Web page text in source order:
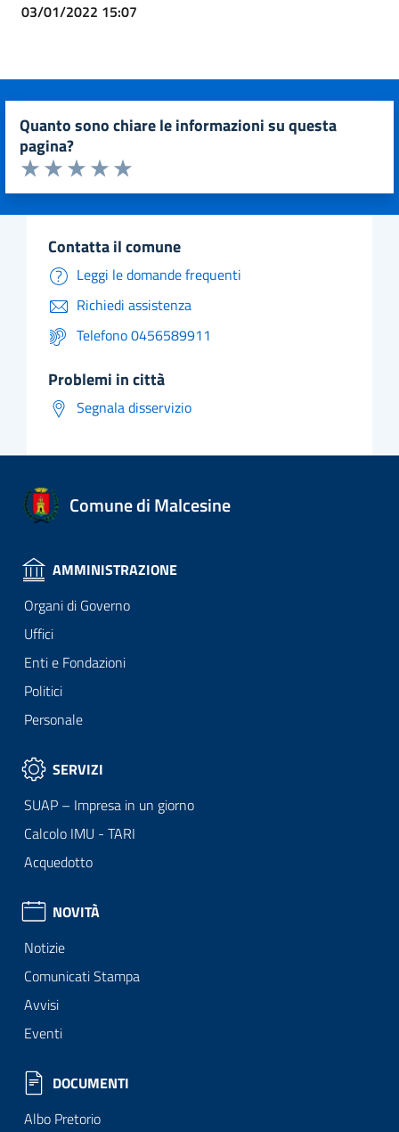
03/01/2022 15:07
quanto sono chiare le informazioni su questa
pagina?
Valuta da 1 a 5 stelle la pagina
Valuta 5 stelle su 5
Valuta 4 stelle su 5
Valuta 3 stelle su 5
Valuta 2 stelle su 5
Valuta 1 stelle su 5
contatta il comune
Leggi le domande frequenti
Richiedi assistenza
Telefono 0456589911
problemi in città
Segnala disservizio
Comune di Malcesine
AMMINISTRAZIONE
Organi di Governo
Uffici
Enti e Fondazioni
Politici
Personale
SERVIZI
SUAP – Impresa in un giorno
Calcolo IMU - TARI
Acquedotto
NOVITÀ
Notizie
Comunicati Stampa
Avvisi
Eventi
DOCUMENTI
Albo Pretorio